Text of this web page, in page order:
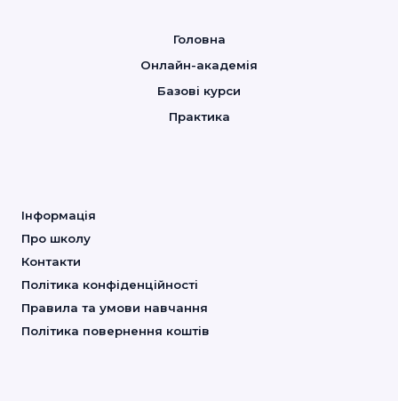
Головна
Онлайн-академія
Базові курси
Практика
Інформація
Про школу
Контакти
Політика конфіденційності
Правила та умови навчання
Політика повернення коштів